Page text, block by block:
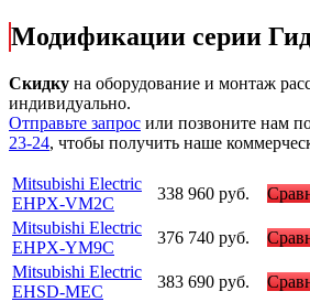
Модификации серии
Скидку на оборудование и монтаж
индивидуально.
Отправьте запрос или позвоните нам
23-24, чтобы получить наше
Mitsubishi Electric
EHPX-VM2C
338 960 руб.
Mitsubishi Electric
EHPX-YM9C
376 740 руб.
Mitsubishi Electric
EHSD-MEC
383 690 руб.